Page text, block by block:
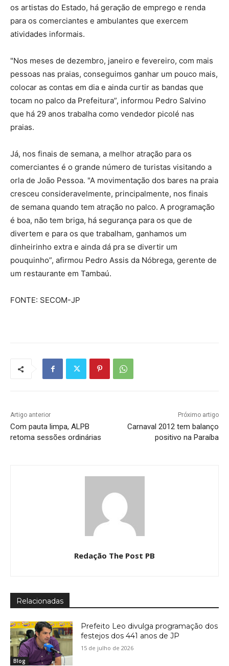
os artistas do Estado, há geração de emprego e renda
para os comerciantes e ambulantes que exercem
atividades informais.
"Nos meses de dezembro, janeiro e fevereiro, com mais
pessoas nas praias, conseguimos ganhar um pouco mais,
colocar as contas em dia e ainda curtir as bandas que
tocam no palco da Prefeitura”, informou Pedro Salvino
que há 29 anos trabalha como vendedor picolé nas
praias.
Já, nos finais de semana, a melhor atração para os
comerciantes é o grande número de turistas visitando a
orla de João Pessoa. "A movimentação dos bares na praia
cresceu consideravelmente, principalmente, nos finais
de semana quando tem atração no palco. A programação
é boa, não tem briga, há segurança para os que de
divertem e para os que trabalham, ganhamos um
dinheirinho extra e ainda dá pra se divertir um
pouquinho”, afirmou Pedro Assis da Nóbrega, gerente de
um restaurante em Tambaú.
FONTE: SECOM-JP
Artigo anterior
Com pauta limpa, ALPB
retoma sessões ordinárias
Próximo artigo
Carnaval 2012 tem balanço
positivo na Paraíba
Redação The Post PB
Relacionadas
Blog
Prefeito Leo divulga programação dos
festejos dos 441 anos de JP
15 de julho de 2026